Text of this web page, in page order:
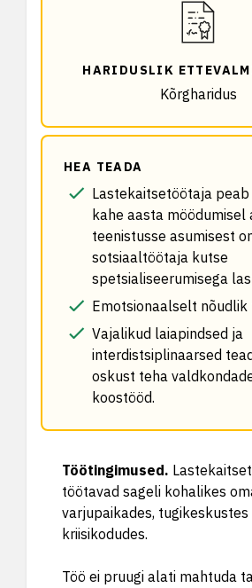
HARIDUSLIK
Kõrgharidus
HEA TEADA
Lastekaitsetöötaja
kahe aasta möödumisel
teenistusse asumisest
sotsiaaltöötaja kutse
spetsialiseerumisega
Emotsionaalselt nõudlik
Vajalikud laiapindsed ja
interdistsiplinaarsed
oskust teha
koostööd.
Töötingimused.
töötavad sageli kohalikes
varjupaikades, tugikeskustes
kriisikodudes.
Töö ei pruugi alati mahtuda